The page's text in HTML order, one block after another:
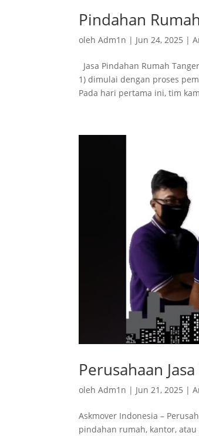
Pindahan
olehAdm1n | Jun 24, 2025 |
Jasa Pindahan Rumah
1) dimulai dengan proses
Pada hari pertama ini, tim
Perusahaan
olehAdm1n | Jun 21, 2025 |
Askmover Indonesia –
pindahan rumah, kantor,